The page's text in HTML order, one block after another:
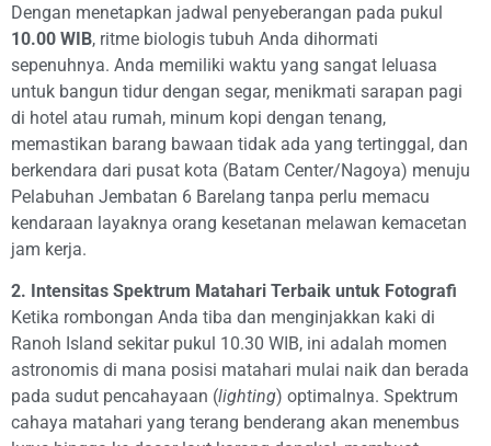
Dengan menetapkan jadwal penyeberangan pada pukul
10.00 WIB, ritme biologis tubuh Anda dihormati
sepenuhnya. Anda memiliki waktu yang sangat leluasa
untuk bangun tidur dengan segar, menikmati sarapan pagi
di hotel atau rumah, minum kopi dengan tenang,
memastikan barang bawaan tidak ada yang tertinggal, dan
berkendara dari pusat kota (Batam Center/Nagoya) menuju
Pelabuhan Jembatan 6 Barelang tanpa perlu memacu
kendaraan layaknya orang kesetanan melawan kemacetan
jam kerja.
2. Intensitas Spektrum Matahari Terbaik untuk Fotografi
Ketika rombongan Anda tiba dan menginjakkan kaki di
Ranoh Island sekitar pukul 10.30 WIB, ini adalah momen
astronomis di mana posisi matahari mulai naik dan berada
pada sudut pencahayaan (lighting) optimalnya. Spektrum
cahaya matahari yang terang benderang akan menembus